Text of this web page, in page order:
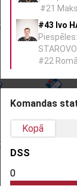
#21
#43 Ivo
#22
Komandas
Kopā
DSS
0